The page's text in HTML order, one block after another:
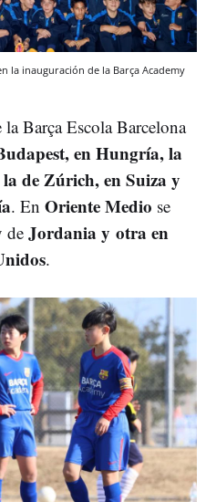
la inauguración de la Barça Academy
Barça Escola Barcelona
en Hungría, la
de Zúrich, en Suiza y
. En Oriente Medio se
de Jordania y otra en
.